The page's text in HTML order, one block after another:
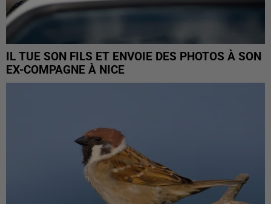
IL TUE SON FILS ET ENVOIE DES PHOTOS À SON
EX-COMPAGNE À NICE